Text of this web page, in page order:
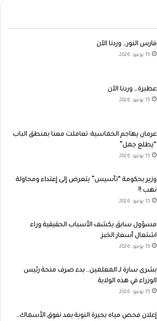
فارس النور… وردنا الآن
15 يونيو، 2026
عطبرة… وردنا الآن
15 يونيو، 2026
عرمان يهاجم الخماسية: تعاملت معنا بمنطق الباب
“يطلع جمل”
15 يونيو، 2026
وزير بحكومة “تأسيس” يتعرض إلى إعتداء ومحاولة
نهب !!
15 يونيو، 2026
مسؤول سابق يكشف الأسباب الحقيقية وراء
اشتعال أسعار الخبز
15 يونيو، 2026
بشرى سارة لـ المعلمين.. بدء صرف منحة رئيس
الوزراء في هذه الولاية
15 يونيو، 2026
إعلان فحص مياه بحيرة النوبة بعد نفوق الأسماك..